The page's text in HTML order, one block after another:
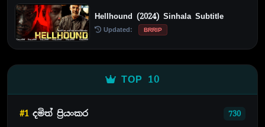
Hellhound (2024) Sinhala Subtitle
Updated: BRRIP
TOP 10
#1 දමිත් ප්‍රියංකර 730